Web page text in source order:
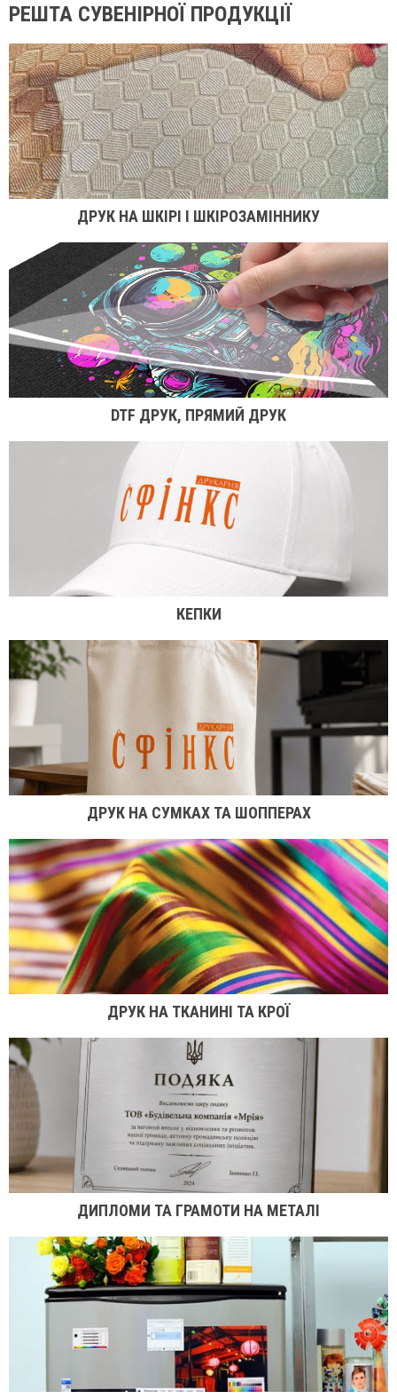
РЕШТА СУВЕНІРНОЇ ПРОДУКЦІЇ
ДРУК НА ШКІРІ І ШКІРОЗАМІННИКУ
DTF ДРУК, ПРЯМИЙ ДРУК
КЕПКИ
ДРУК НА СУМКАХ ТА ШОППЕРАХ
ДРУК НА ТКАНИНІ ТА КРОЇ
ДИПЛОМИ ТА ГРАМОТИ НА МЕТАЛІ